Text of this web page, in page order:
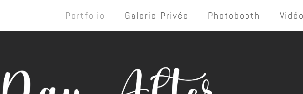
Portfolio Galerie Privée Photobooth Vidéo